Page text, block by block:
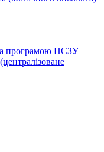
програмою НСЗУ